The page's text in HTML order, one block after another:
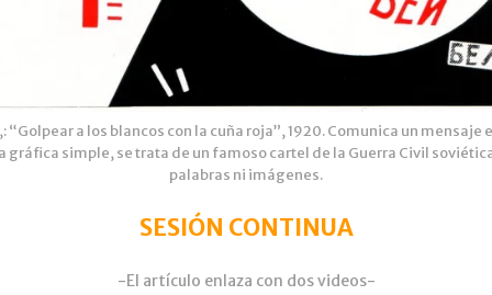
“Golpear a los blancos con la cuña roja”, 1920. Comunica un mensaje
gráfica simple, se trata de un famoso cartel de la Guerra Civil
palabras ni imágenes.
SESIÓN CONTINUA
-El artículo enlaza con dos videos-